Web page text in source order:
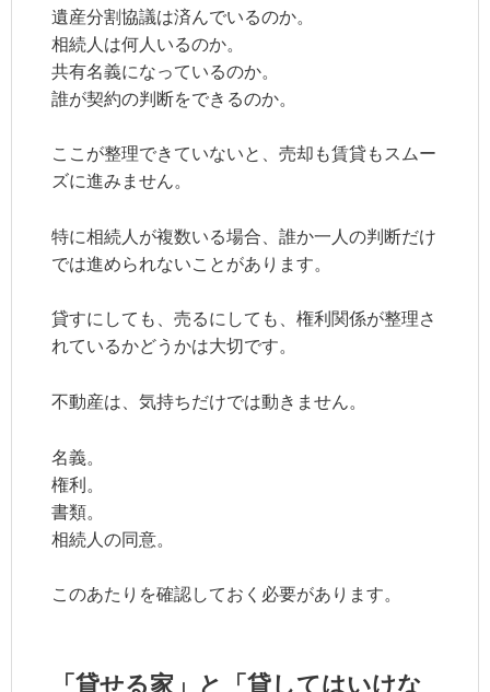
遺産分割協議は済んでいるのか。
相続人は何人いるのか。
共有名義になっているのか。
誰が契約の判断をできるのか。
ここが整理できていないと、売却も賃貸もスムー
ズに進みません。
特に相続人が複数いる場合、誰か一人の判断だけ
では進められないことがあります。
貸すにしても、売るにしても、権利関係が整理さ
れているかどうかは大切です。
不動産は、気持ちだけでは動きません。
名義。
権利。
書類。
相続人の同意。
このあたりを確認しておく必要があります。
「貸せる家」と「貸してはいけな